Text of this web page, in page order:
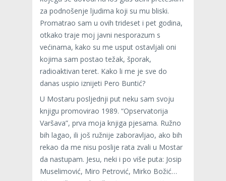
za podnošenje ljudima koji su mu bliski.
Promatrao sam u ovih trideset i pet godina,
otkako traje moj javni nesporazum s
većinama, kako su me usput ostavljali oni
kojima sam postao težak, šporak,
radioaktivan teret. Kako li me je sve do
danas uspio iznijeti Pero Buntić?
U Mostaru posljednji put neku sam svoju
knjigu promovirao 1989. “Opservatorija
Varšava”, prva moja knjiga pjesama. Ružno
bih lagao, ili još ružnije zaboravljao, ako bih
rekao da me nisu poslije rata zvali u Mostar
da nastupam. Jesu, neki i po više puta: Josip
Muselimović, Miro Petrović, Mirko Božić…